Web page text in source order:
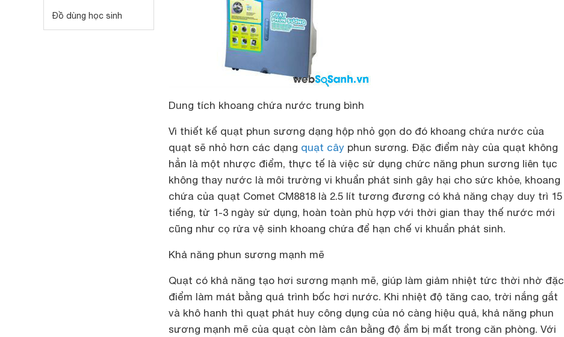
Đồ dùng học sinh
Dung tích khoang chứa nước trung bình
Vì thiết kế quạt phun sương dạng hộp nhỏ gọn do đó khoang chứa nước của
quạt sẽ nhỏ hơn các dạng quạt cây phun sương. Đặc điểm này của quạt không
hẳn là một nhược điểm, thực tế là việc sử dụng chức năng phun sương liên tục
không thay nước là môi trường vi khuẩn phát sinh gây hại cho sức khỏe, khoang
chứa của quạt Comet CM8818 là 2.5 lít tương đương có khả năng chạy duy trì 15
tiếng, từ 1-3 ngày sử dụng, hoàn toàn phù hợp với thời gian thay thế nước mới
cũng như cọ rửa vệ sinh khoang chứa để hạn chế vi khuẩn phát sinh.
Khả năng phun sương mạnh mẽ
Quạt có khả năng tạo hơi sương mạnh mẽ, giúp làm giảm nhiệt tức thời nhờ đặc
điểm làm mát bằng quá trình bốc hơi nước. Khi nhiệt độ tăng cao, trời nắng gắt
và khô hanh thì quạt phát huy công dụng của nó càng hiệu quả, khả năng phun
sương mạnh mẽ của quạt còn làm cân bằng độ ẩm bị mất trong căn phòng. Với